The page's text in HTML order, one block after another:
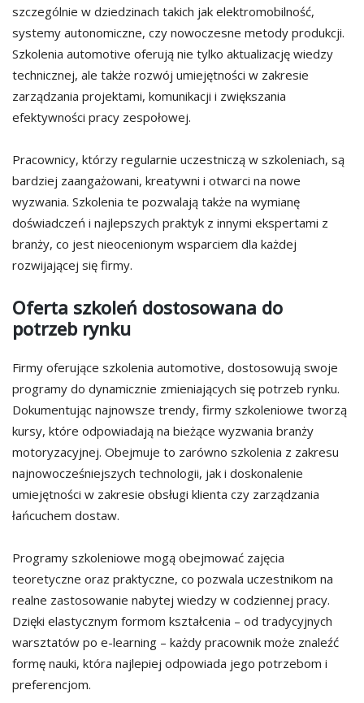
szczególnie w dziedzinach takich jak elektromobilność,
systemy autonomiczne, czy nowoczesne metody produkcji.
Szkolenia automotive oferują nie tylko aktualizację wiedzy
technicznej, ale także rozwój umiejętności w zakresie
zarządzania projektami, komunikacji i zwiększania
efektywności pracy zespołowej.
Pracownicy, którzy regularnie uczestniczą w szkoleniach, są
bardziej zaangażowani, kreatywni i otwarci na nowe
wyzwania. Szkolenia te pozwalają także na wymianę
doświadczeń i najlepszych praktyk z innymi ekspertami z
branży, co jest nieocenionym wsparciem dla każdej
rozwijającej się firmy.
Oferta szkoleń dostosowana do
potrzeb rynku
Firmy oferujące szkolenia automotive, dostosowują swoje
programy do dynamicznie zmieniających się potrzeb rynku.
Dokumentując najnowsze trendy, firmy szkoleniowe tworzą
kursy, które odpowiadają na bieżące wyzwania branży
motoryzacyjnej. Obejmuje to zarówno szkolenia z zakresu
najnowocześniejszych technologii, jak i doskonalenie
umiejętności w zakresie obsługi klienta czy zarządzania
łańcuchem dostaw.
Programy szkoleniowe mogą obejmować zajęcia
teoretyczne oraz praktyczne, co pozwala uczestnikom na
realne zastosowanie nabytej wiedzy w codziennej pracy.
Dzięki elastycznym formom kształcenia – od tradycyjnych
warsztatów po e-learning – każdy pracownik może znaleźć
formę nauki, która najlepiej odpowiada jego potrzebom i
preferencjom.